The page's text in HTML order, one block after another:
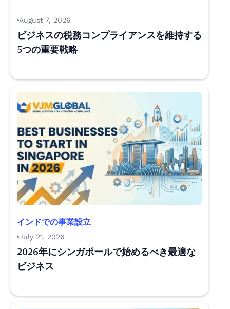
August 7, 2026
ビジネスの税務コンプライアンスを維持する
5つの重要戦略
インドでの事業設立
July 21, 2026
2026年にシンガポールで始めるべき最適な
ビジネス